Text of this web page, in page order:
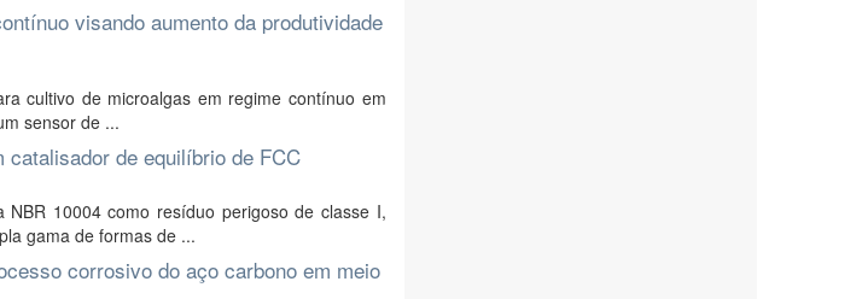
visando aumento da produtividade
cultivo de microalgas em regime contínuo em
sensor de ...
de equilíbrio de FCC
10004 como resíduo perigoso de classe I,
gama de formas de ...
corrosivo do aço carbono em meio